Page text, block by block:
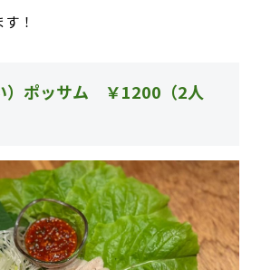
！
）ポッサム ￥1200（2人